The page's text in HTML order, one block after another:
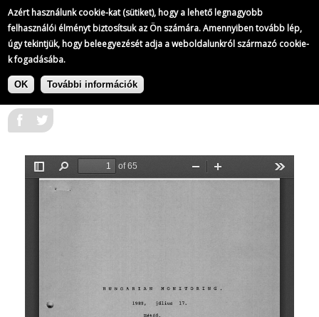
Azért használunk cookie-kat (sütiket), hogy a lehető legnagyobb
felhasználói élményt biztosítsuk az Ön számára. Amennyiben tovább lép,
úgy tekintjük, hogy beleegyezését adja a weboldalunkról származó cookie-
k fogadásába.
OK További információk
Ugrás
A Kossuth Rádió adásainak átirata
198/365
A Kossuth Rádió adásainak átirata
1989-07-17